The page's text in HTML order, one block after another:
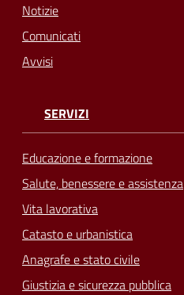
Notizie
Comunicati
Avvisi
SERVIZI
Educazione e formazione
Salute, benessere e assistenza
Vita lavorativa
Catasto e urbanistica
Anagrafe e stato civile
Giustizia e sicurezza pubblica